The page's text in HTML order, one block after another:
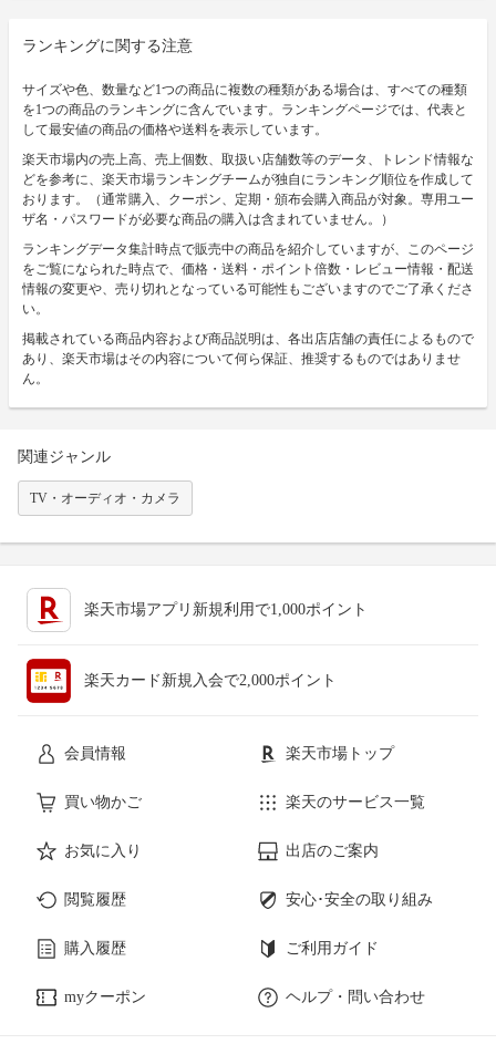
ランキングに関する注意
サイズや色、数量など1つの商品に複数の種類がある場合は、すべての種類
を1つの商品のランキングに含んでいます。ランキングページでは、代表と
して最安値の商品の価格や送料を表示しています。
楽天市場内の売上高、売上個数、取扱い店舗数等のデータ、トレンド情報な
どを参考に、楽天市場ランキングチームが独自にランキング順位を作成して
おります。（通常購入、クーポン、定期・頒布会購入商品が対象。専用ユー
ザ名・パスワードが必要な商品の購入は含まれていません。）
ランキングデータ集計時点で販売中の商品を紹介していますが、このページ
をご覧になられた時点で、価格・送料・ポイント倍数・レビュー情報・配送
情報の変更や、売り切れとなっている可能性もございますのでご了承くださ
い。
掲載されている商品内容および商品説明は、各出店店舗の責任によるもので
あり、楽天市場はその内容について何ら保証、推奨するものではありませ
ん。
関連ジャンル
TV・オーディオ・カメラ
楽天市場アプリ新規利用で1,000ポイント
楽天カード新規入会で2,000ポイント
会員情報 楽天市場トップ
買い物かご 楽天のサービス一覧
お気に入り 出店のご案内
閲覧履歴 安心･安全の取り組み
購入履歴 ご利用ガイド
myクーポン ヘルプ・問い合わせ